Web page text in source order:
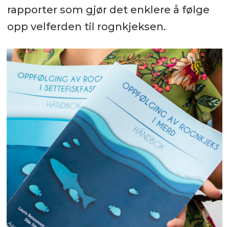
rapporter som gjør det enklere å følge
opp velferden til rognkjeksen.